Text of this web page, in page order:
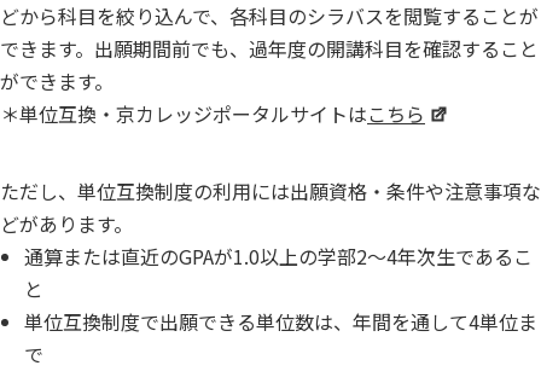
どから科目を絞り込んで、各科目のシラバスを閲覧することが
できます。出願期間前でも、過年度の開講科目を確認すること
ができます。
＊単位互換・京カレッジポータルサイトはこちら
ただし、単位互換制度の利用には出願資格・条件や注意事項な
どがあります。
通算または直近のGPAが1.0以上の学部2〜4年次生であるこ
と
単位互換制度で出願できる単位数は、年間を通して4単位ま
で